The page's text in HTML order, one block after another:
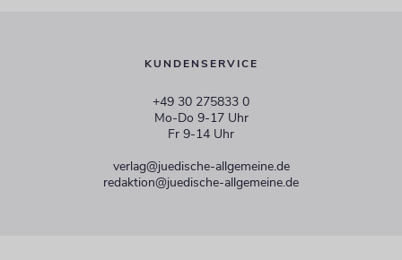
KUNDENSERVICE
+49 30 275833 0
Mo-Do 9-17 Uhr
Fr 9-14 Uhr
verlag@juedische-allgemeine.de
redaktion@juedische-allgemeine.de